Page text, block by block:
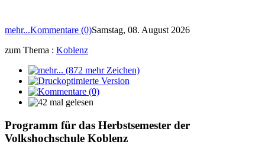
mehr...Kommentare (0)Samstag, 08. August 2026
zum Thema : Koblenz
Programm für das Herbstsemester der
Volkshochschule Koblenz